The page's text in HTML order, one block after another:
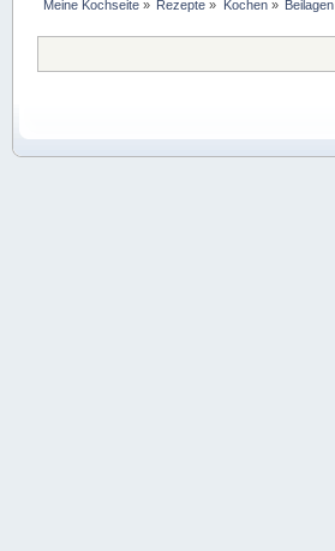
Meine Kochseite » Rezepte » Kochen» Beilagen